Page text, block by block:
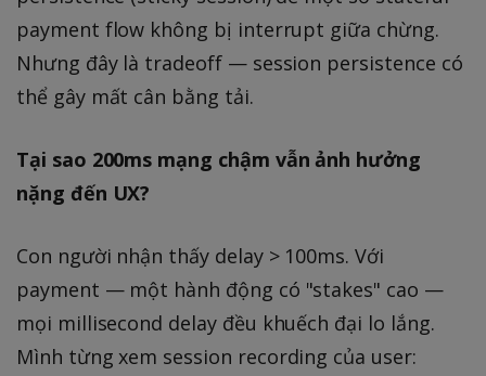
payment flow không bị interrupt giữa chừng.
Nhưng đây là tradeoff — session persistence có
thể gây mất cân bằng tải.
Tại sao 200ms mạng chậm vẫn ảnh hưởng
nặng đến UX?
Con người nhận thấy delay > 100ms. Với
payment — một hành động có "stakes" cao —
mọi millisecond delay đều khuếch đại lo lắng.
Mình từng xem session recording của user: